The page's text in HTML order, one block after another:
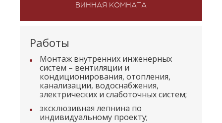
ВИННАЯ КОМНАТА
Работы
Монтаж внутренних инженерных
систем – вентиляции и
кондиционирования, отопления,
канализации, водоснабжения,
электрических и слаботочных систем;
эксклюзивная лепнина по
индивидуальному проекту;